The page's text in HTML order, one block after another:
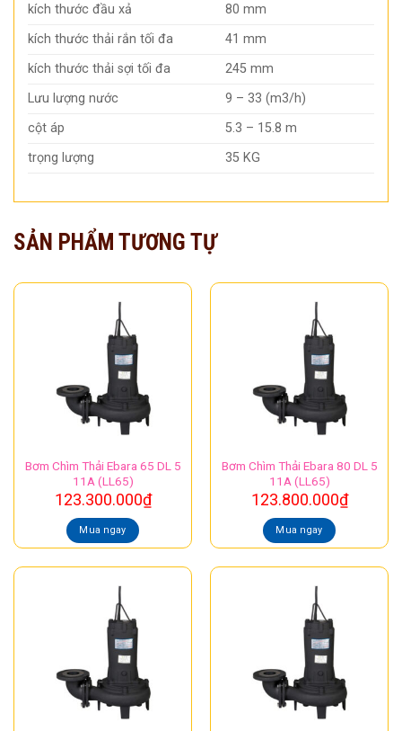
kích thước đầu xả
80 mm
kích thước thải rắn tối đa
41 mm
kích thước thải sợi tối đa
245 mm
Lưu lượng nước
9 – 33 (m3/h)
cột áp
5.3 – 15.8 m
trọng lượng
35 KG
SẢN PHẨM TƯƠNG TỰ
Bơm Chìm Thải Ebara 65 DL 5
11A (LL65)
123.300.000₫
Mua ngay
Bơm Chìm Thải Ebara 80 DL 5
11A (LL65)
123.800.000₫
Mua ngay